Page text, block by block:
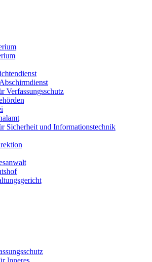
Verfassungsschutz
Sicherheit und Informationstechnik
Inneres